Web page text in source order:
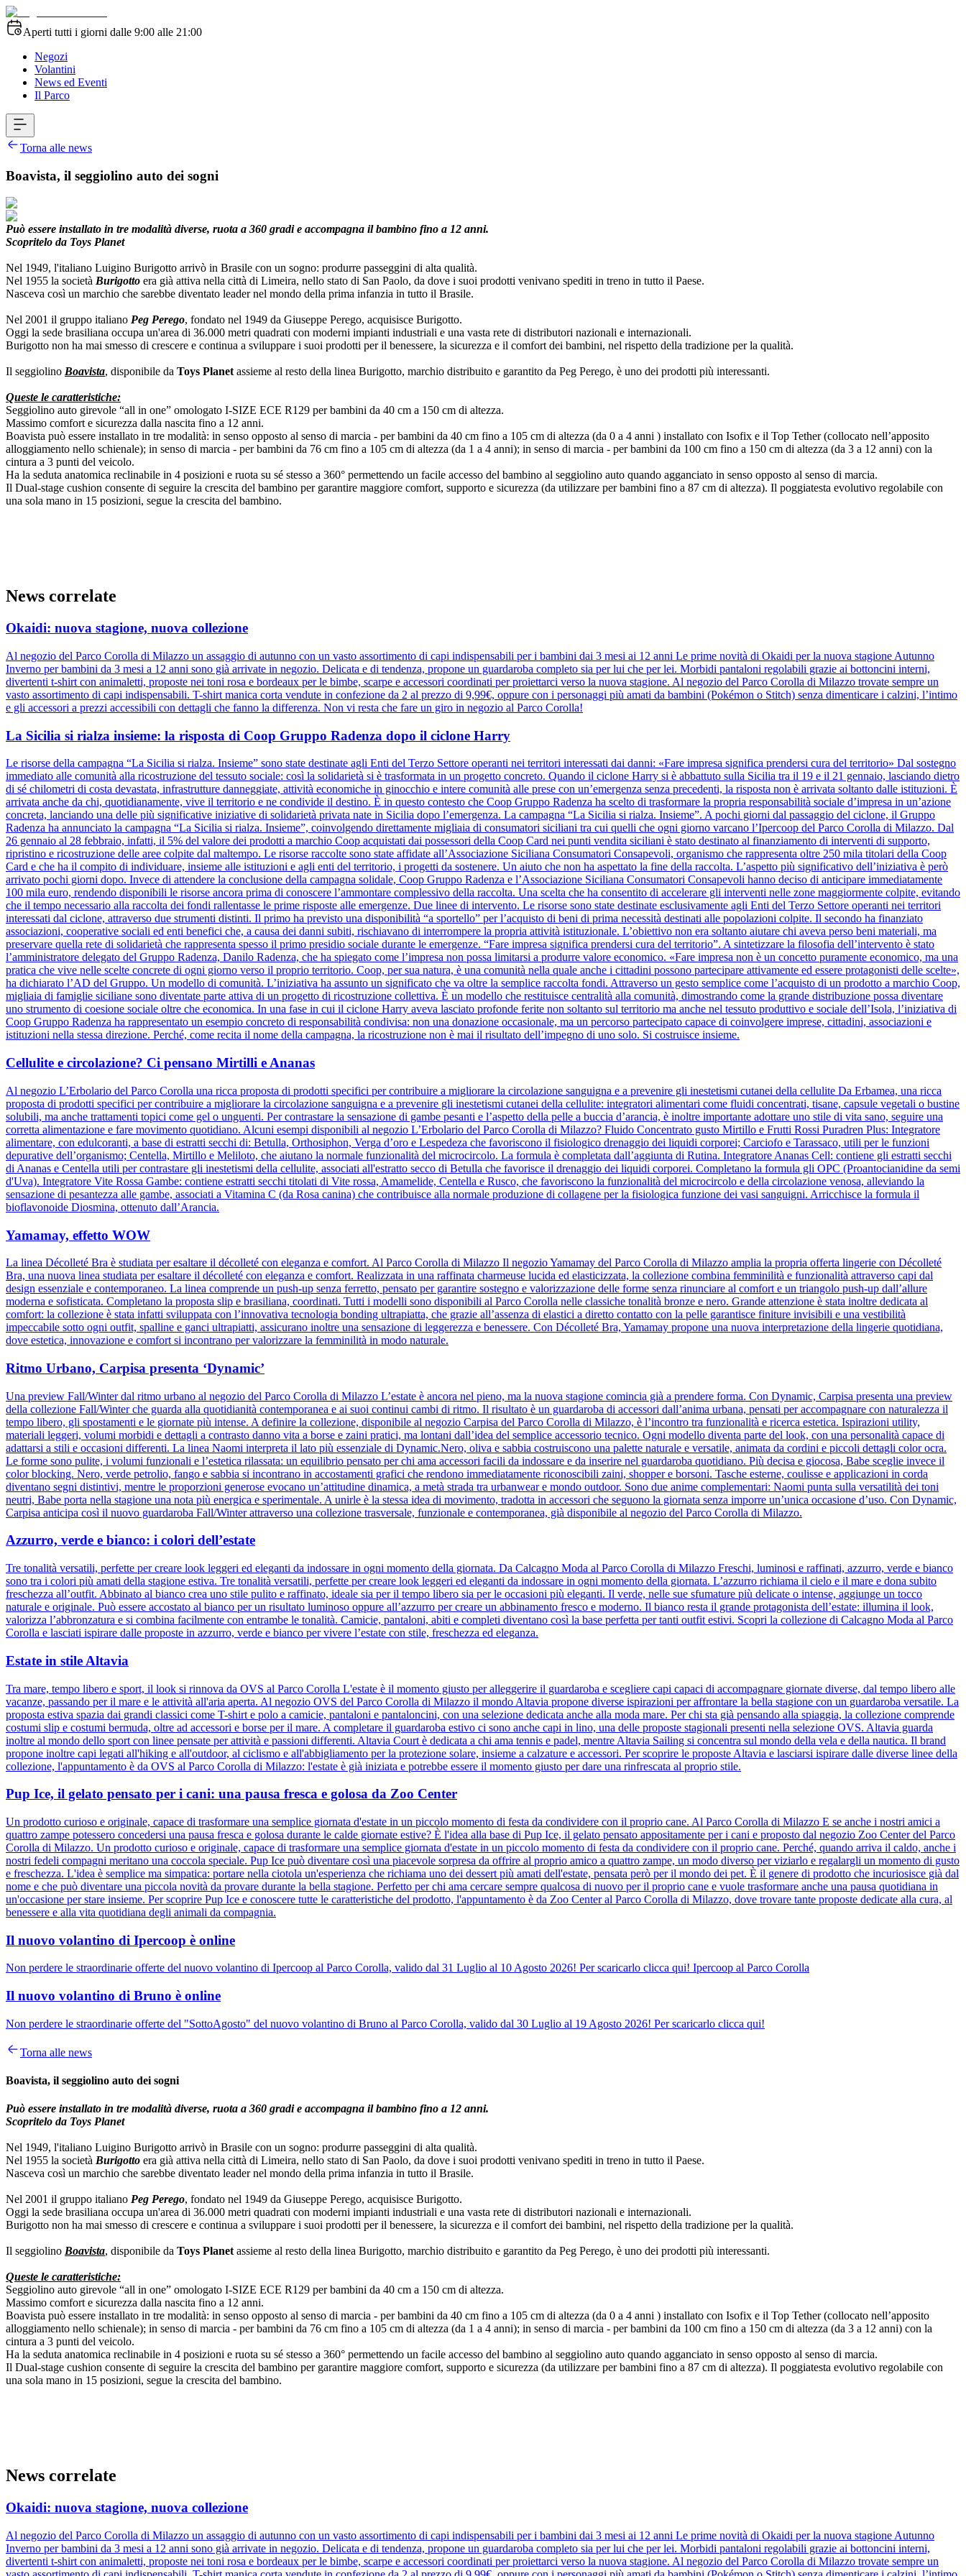
Aperti tutti i giorni dalle 9:00 alle 21:00
Negozi
Volantini
News ed Eventi
Il Parco
Torna alle news
Boavista, il seggiolino auto dei sogni
Può essere installato in tre modalità diverse, ruota a 360 gradi e accompagna il bambino fino a 12 anni.
Scopritelo da Toys Planet
Nel 1949, l'italiano Luigino Burigotto arrivò in Brasile con un sogno: produrre passeggini di alta qualità.
Nel 1955 la società Burigotto era già attiva nella città di Limeira, nello stato di San Paolo, da dove i suoi prodotti venivano spediti in treno in tutto il Paese.
Nasceva così un marchio che sarebbe diventato leader nel mondo della prima infanzia in tutto il Brasile.
Nel 2001 il gruppo italiano Peg Perego, fondato nel 1949 da Giuseppe Perego, acquisisce Burigotto.
Oggi la sede brasiliana occupa un'area di 36.000 metri quadrati con moderni impianti industriali e una vasta rete di distributori nazionali e internazionali.
Burigotto non ha mai smesso di crescere e continua a sviluppare i suoi prodotti per il benessere, la sicurezza e il comfort dei bambini, nel rispetto della tradizione per la qualità.
Il seggiolino Boavista, disponibile da Toys Planetassieme al resto della linea Burigotto, marchio distribuito e garantito da Peg Perego, è uno dei prodotti più interessanti.
Queste le caratteristiche:
Seggiolino auto girevole “all in one” omologato I-SIZE ECE R129 per bambini da 40 cm a 150 cm di altezza.
Massimo comfort e sicurezza dalla nascita fino a 12 anni.
Boavista può essere installato in tre modalità: in senso opposto al senso di marcia - per bambini da 40 cm fino a 105 cm di altezza (da 0 a 4 anni ) installato con Isofix e il Top Tether (collocato nell’apposito
alloggiamento nello schienale); in senso di marcia - per bambini da 76 cm fino a 105 cm di altezza (da 1 a 4 anni); in senso di marcia - per bambini da 100 cm fino a 150 cm di altezza (da 3 a 12 anni) con la
cintura a 3 punti del veicolo.
Ha la seduta anatomica reclinabile in 4 posizioni e ruota su sé stesso a 360° permettendo un facile accesso del bambino al seggiolino auto quando agganciato in senso opposto al senso di marcia.
Il Dual-stage cushion consente di seguire la crescita del bambino per garantire maggiore comfort, supporto e sicurezza (da utilizzare per bambini fino a 87 cm di altezza). Il poggiatesta evolutivo regolabile con
una sola mano in 15 posizioni, segue la crescita del bambino.
News correlate
Okaidi: nuova stagione, nuova collezione
Al negozio del Parco Corolla di Milazzo un assaggio di autunno con un vasto assortimento di capi indispensabili per i bambini dai 3 mesi ai 12 anni Le prime novità di Okaidi per la nuova stagione Autunno
Inverno per bambini da 3 mesi a 12 anni sono già arrivate in negozio. Delicata e di tendenza, propone un guardaroba completo sia per lui che per lei. Morbidi pantaloni regolabili grazie ai bottoncini interni,
divertenti t-shirt con animaletti, proposte nei toni rosa e bordeaux per le bimbe, scarpe e accessori coordinati per proiettarci verso la nuova stagione. Al negozio del Parco Corolla di Milazzo trovate sempre un
vasto assortimento di capi indispensabili. T-shirt manica corta vendute in confezione da 2 al prezzo di 9,99€, oppure con i personaggi più amati da bambini (Pokémon o Stitch) senza dimenticare i calzini, l’intimo
e gli accessori a prezzi accessibili con dettagli che fanno la differenza. Non vi resta che fare un giro in negozio al Parco Corolla!
La Sicilia si rialza insieme: la risposta di Coop Gruppo Radenza dopo il ciclone Harry
Le risorse della campagna “La Sicilia si rialza. Insieme” sono state destinate agli Enti del Terzo Settore operanti nei territori interessati dai danni: «Fare impresa significa prendersi cura del territorio» Dal sostegno
immediato alle comunità alla ricostruzione del tessuto sociale: così la solidarietà si è trasformata in un progetto concreto. Quando il ciclone Harry si è abbattuto sulla Sicilia tra il 19 e il 21 gennaio, lasciando dietro
di sé chilometri di costa devastata, infrastrutture danneggiate, attività economiche in ginocchio e intere comunità alle prese con un’emergenza senza precedenti, la risposta non è arrivata soltanto dalle istituzioni. È
arrivata anche da chi, quotidianamente, vive il territorio e ne condivide il destino. È in questo contesto che Coop Gruppo Radenza ha scelto di trasformare la propria responsabilità sociale d’impresa in un’azione
concreta, lanciando una delle più significative iniziative di solidarietà privata nate in Sicilia dopo l’emergenza. La campagna “La Sicilia si rialza. Insieme”. A pochi giorni dal passaggio del ciclone, il Gruppo
Radenza ha annunciato la campagna “La Sicilia si rialza. Insieme”, coinvolgendo direttamente migliaia di consumatori siciliani tra cui quelli che ogni giorno varcano l’Ipercoop del Parco Corolla di Milazzo. Dal
26 gennaio al 28 febbraio, infatti, il 5% del valore dei prodotti a marchio Coop acquistati dai possessori della Coop Card nei punti vendita siciliani è stato destinato al finanziamento di interventi di supporto,
ripristino e ricostruzione delle aree colpite dal maltempo. Le risorse raccolte sono state affidate all’Associazione Siciliana Consumatori Consapevoli, organismo che rappresenta oltre 250 mila titolari della Coop
Card e che ha il compito di individuare, insieme alle istituzioni e agli enti del territorio, i progetti da sostenere. Un aiuto che non ha aspettato la fine della raccolta. L’aspetto più significativo dell’iniziativa è però
arrivato pochi giorni dopo. Invece di attendere la conclusione della campagna solidale, Coop Gruppo Radenza e l’Associazione Siciliana Consumatori Consapevoli hanno deciso di anticipare immediatamente
100 mila euro, rendendo disponibili le risorse ancora prima di conoscere l’ammontare complessivo della raccolta. Una scelta che ha consentito di accelerare gli interventi nelle zone maggiormente colpite, evitando
che il tempo necessario alla raccolta dei fondi rallentasse le prime risposte alle emergenze. Due linee di intervento. Le risorse sono state destinate esclusivamente agli Enti del Terzo Settore operanti nei territori
interessati dal ciclone, attraverso due strumenti distinti. Il primo ha previsto una disponibilità “a sportello” per l’acquisto di beni di prima necessità destinati alle popolazioni colpite. Il secondo ha finanziato
associazioni, cooperative sociali ed enti benefici che, a causa dei danni subiti, rischiavano di interrompere la propria attività istituzionale. L’obiettivo non era soltanto aiutare chi aveva perso beni materiali, ma
preservare quella rete di solidarietà che rappresenta spesso il primo presidio sociale durante le emergenze. “Fare impresa significa prendersi cura del territorio”. A sintetizzare la filosofia dell’intervento è stato
l’amministratore delegato del Gruppo Radenza, Danilo Radenza, che ha spiegato come l’impresa non possa limitarsi a produrre valore economico. «Fare impresa non è un concetto puramente economico, ma una
pratica che vive nelle scelte concrete di ogni giorno verso il proprio territorio. Coop, per sua natura, è una comunità nella quale anche i cittadini possono partecipare attivamente ed essere protagonisti delle scelte»,
ha dichiarato l’AD del Gruppo. Un modello di comunità. L’iniziativa ha assunto un significato che va oltre la semplice raccolta fondi. Attraverso un gesto semplice come l’acquisto di un prodotto a marchio Coop,
migliaia di famiglie siciliane sono diventate parte attiva di un progetto di ricostruzione collettiva. È un modello che restituisce centralità alla comunità, dimostrando come la grande distribuzione possa diventare
uno strumento di coesione sociale oltre che economica. In una fase in cui il ciclone Harry aveva lasciato profonde ferite non soltanto sul territorio ma anche nel tessuto produttivo e sociale dell’Isola, l’iniziativa di
Coop Gruppo Radenza ha rappresentato un esempio concreto di responsabilità condivisa: non una donazione occasionale, ma un percorso partecipato capace di coinvolgere imprese, cittadini, associazioni e
istituzioni nella stessa direzione. Perché, come recita il nome della campagna, la ricostruzione non è mai il risultato dell’impegno di uno solo. Si costruisce insieme.
Cellulite e circolazione? Ci pensano Mirtilli e Ananas
Al negozio L’Erbolario del Parco Corolla una ricca proposta di prodotti specifici per contribuire a migliorare la circolazione sanguigna e a prevenire gli inestetismi cutanei della cellulite Da Erbamea, una ricca
proposta di prodotti specifici per contribuire a migliorare la circolazione sanguigna e a prevenire gli inestetismi cutanei della cellulite: integratori alimentari come fluidi concentrati, tisane, capsule vegetali o bustine
solubili, ma anche trattamenti topici come gel o unguenti. Per contrastare la sensazione di gambe pesanti e l’aspetto della pelle a buccia d’arancia, è inoltre importante adottare uno stile di vita sano, seguire una
corretta alimentazione e fare movimento quotidiano. Alcuni esempi disponibili al negozio L’Erbolario del Parco Corolla di Milazzo? Fluido Concentrato gusto Mirtillo e Frutti Rossi Puradren Plus: Integratore
alimentare, con edulcoranti, a base di estratti secchi di: Betulla, Orthosiphon, Verga d’oro e Lespedeza che favoriscono il fisiologico drenaggio dei liquidi corporei; Carciofo e Tarassaco, utili per le funzioni
depurative dell’organismo; Centella, Mirtillo e Meliloto, che aiutano la normale funzionalità del microcircolo. La formula è completata dall’aggiunta di Rutina. Integratore Ananas Cell: contiene gli estratti secchi
di Ananas e Centella utili per contrastare gli inestetismi della cellulite, associati all'estratto secco di Betulla che favorisce il drenaggio dei liquidi corporei. Completano la formula gli OPC (Proantocianidine da semi
d'Uva). Integratore Vite Rossa Gambe: contiene estratti secchi titolati di Vite rossa, Amamelide, Centella e Rusco, che favoriscono la funzionalità del microcircolo e della circolazione venosa, alleviando la
sensazione di pesantezza alle gambe, associati a Vitamina C (da Rosa canina) che contribuisce alla normale produzione di collagene per la fisiologica funzione dei vasi sanguigni. Arricchisce la formula il
bioflavonoide Diosmina, ottenuto dall’Arancia.
Yamamay, effetto WOW
La linea Décolleté Bra è studiata per esaltare il décolleté con eleganza e comfort. Al Parco Corolla di Milazzo Il negozio Yamamay del Parco Corolla di Milazzo amplia la propria offerta lingerie con Décolleté
Bra, una nuova linea studiata per esaltare il décolleté con eleganza e comfort. Realizzata in una raffinata charmeuse lucida ed elasticizzata, la collezione combina femminilità e funzionalità attraverso capi dal
design essenziale e contemporaneo. La linea comprende un push-up senza ferretto, pensato per garantire sostegno e valorizzazione delle forme senza rinunciare al comfort e un triangolo push-up dall’allure
moderna e sofisticata. Completano la proposta slip e brasiliana, coordinati. Tutti i modelli sono disponibili al Parco Corolla nelle classiche tonalità bronze e nero. Grande attenzione è stata inoltre dedicata al
comfort: la collezione è stata infatti sviluppata con l’innovativa tecnologia bonding ultrapiatta, che grazie all’assenza di elastici a diretto contatto con la pelle garantisce finiture invisibili e una vestibilità
impeccabile sotto ogni outfit, spalline e ganci ultrapiatti, assicurano inoltre una sensazione di leggerezza e benessere. Con Décolleté Bra, Yamamay propone una nuova interpretazione della lingerie quotidiana,
dove estetica, innovazione e comfort si incontrano per valorizzare la femminilità in modo naturale.
Ritmo Urbano, Carpisa presenta ‘Dynamic’
Una preview Fall/Winter dal ritmo urbano al negozio del Parco Corolla di Milazzo L’estate è ancora nel pieno, ma la nuova stagione comincia già a prendere forma. Con Dynamic, Carpisa presenta una preview
della collezione Fall/Winter che guarda alla quotidianità contemporanea e ai suoi continui cambi di ritmo. Il risultato è un guardaroba di accessori dall’anima urbana, pensati per accompagnare con naturalezza il
tempo libero, gli spostamenti e le giornate più intense. A definire la collezione, disponibile al negozio Carpisa del Parco Corolla di Milazzo, è l’incontro tra funzionalità e ricerca estetica. Ispirazioni utility,
materiali leggeri, volumi morbidi e dettagli a contrasto danno vita a borse e zaini pratici, ma lontani dall’idea del semplice accessorio tecnico. Ogni modello diventa parte del look, con una personalità capace di
adattarsi a stili e occasioni differenti. La linea Naomi interpreta il lato più essenziale di Dynamic.Nero, oliva e sabbia costruiscono una palette naturale e versatile, animata da cordini e piccoli dettagli color ocra.
Le forme sono pulite, i volumi funzionali e l’estetica rilassata: un equilibrio pensato per chi ama accessori facili da indossare e da inserire nel guardaroba quotidiano. Più decisa e giocosa, Babe sceglie invece il
color blocking. Nero, verde petrolio, fango e sabbia si incontrano in accostamenti grafici che rendono immediatamente riconoscibili zaini, shopper e borsoni. Tasche esterne, coulisse e applicazioni in corda
diventano segni distintivi, mentre le proporzioni generose evocano un’attitudine dinamica, a metà strada tra urbanwear e mondo outdoor. Sono due anime complementari: Naomi punta sulla versatilità dei toni
neutri, Babe porta nella stagione una nota più energica e sperimentale. A unirle è la stessa idea di movimento, tradotta in accessori che seguono la giornata senza imporre un’unica occasione d’uso. Con Dynamic,
Carpisa anticipa così il nuovo guardaroba Fall/Winter attraverso una collezione trasversale, funzionale e contemporanea, già disponibile al negozio del Parco Corolla di Milazzo.
Azzurro, verde e bianco: i colori dell’estate
Tre tonalità versatili, perfette per creare look leggeri ed eleganti da indossare in ogni momento della giornata. Da Calcagno Moda al Parco Corolla di Milazzo Freschi, luminosi e raffinati, azzurro, verde e bianco
sono tra i colori più amati della stagione estiva. Tre tonalità versatili, perfette per creare look leggeri ed eleganti da indossare in ogni momento della giornata. L’azzurro richiama il cielo e il mare e dona subito
freschezza all’outfit. Abbinato al bianco crea uno stile pulito e raffinato, ideale sia per il tempo libero sia per le occasioni più eleganti. Il verde, nelle sue sfumature più delicate o intense, aggiunge un tocco
naturale e originale. Può essere accostato al bianco per un risultato luminoso oppure all’azzurro per creare un abbinamento fresco e moderno. Il bianco resta il grande protagonista dell’estate: illumina il look,
valorizza l’abbronzatura e si combina facilmente con entrambe le tonalità. Camicie, pantaloni, abiti e completi diventano così la base perfetta per tanti outfit estivi. Scopri la collezione di Calcagno Moda al Parco
Corolla e lasciati ispirare dalle proposte in azzurro, verde e bianco per vivere l’estate con stile, freschezza ed eleganza.
Estate in stile Altavia
Tra mare, tempo libero e sport, il look si rinnova da OVS al Parco Corolla L'estate è il momento giusto per alleggerire il guardaroba e scegliere capi capaci di accompagnare giornate diverse, dal tempo libero alle
vacanze, passando per il mare e le attività all'aria aperta. Al negozio OVS del Parco Corolla di Milazzo il mondo Altavia propone diverse ispirazioni per affrontare la bella stagione con un guardaroba versatile. La
proposta estiva spazia dai grandi classici come T-shirt e polo a camicie, pantaloni e pantaloncini, con una selezione dedicata anche alla moda mare. Per chi sta già pensando alla spiaggia, la collezione comprende
costumi slip e costumi bermuda, oltre ad accessori e borse per il mare. A completare il guardaroba estivo ci sono anche capi in lino, una delle proposte stagionali presenti nella selezione OVS. Altavia guarda
inoltre al mondo dello sport con linee pensate per attività e passioni differenti. Altavia Court è dedicata a chi ama tennis e padel, mentre Altavia Sailing si concentra sul mondo della vela e della nautica. Il brand
propone inoltre capi legati all'hiking e all'outdoor, al ciclismo e all'abbigliamento per la protezione solare, insieme a calzature e accessori. Per scoprire le proposte Altavia e lasciarsi ispirare dalle diverse linee della
collezione, l'appuntamento è da OVS al Parco Corolla di Milazzo: l'estate è già iniziata e potrebbe essere il momento giusto per dare una rinfrescata al proprio stile.
Pup Ice, il gelato pensato per i cani: una pausa fresca e golosa da Zoo Center
Un prodotto curioso e originale, capace di trasformare una semplice giornata d'estate in un piccolo momento di festa da condividere con il proprio cane. Al Parco Corolla di Milazzo E se anche i nostri amici a
quattro zampe potessero concedersi una pausa fresca e golosa durante le calde giornate estive? È l'idea alla base di Pup Ice, il gelato pensato appositamente per i cani e proposto dal negozio Zoo Center del Parco
Corolla di Milazzo. Un prodotto curioso e originale, capace di trasformare una semplice giornata d'estate in un piccolo momento di festa da condividere con il proprio cane. Perché, quando arriva il caldo, anche i
nostri fedeli compagni meritano una coccola speciale. Pup Ice può diventare così una piacevole sorpresa da offrire al proprio amico a quattro zampe, un modo diverso per viziarlo e regalargli un momento di gusto
e freschezza. L'idea è semplice ma simpatica: portare nella ciotola un'esperienza che richiama uno dei dessert più amati dell'estate, pensata però per il mondo dei pet. È il genere di prodotto che incuriosisce già dal
nome e che può diventare una piccola novità da provare durante la bella stagione. Perfetto per chi ama cercare sempre qualcosa di nuovo per il proprio cane e vuole trasformare anche una pausa quotidiana in
un'occasione per stare insieme. Per scoprire Pup Ice e conoscere tutte le caratteristiche del prodotto, l'appuntamento è da Zoo Center al Parco Corolla di Milazzo, dove trovare tante proposte dedicate alla cura, al
benessere e alla vita quotidiana degli animali da compagnia.
Il nuovo volantino di Ipercoop è online
Non perdere le straordinarie offerte del nuovo volantino di Ipercoop al Parco Corolla, valido dal 31 Luglio al 10 Agosto 2026! Per scaricarlo clicca qui! Ipercoop al Parco Corolla
Il nuovo volantino di Bruno è online
Non perdere le straordinarie offerte del "SottoAgosto" del nuovo volantino di Bruno al Parco Corolla, valido dal 30 Luglio al 19 Agosto 2026! Per scaricarlo clicca qui!
Torna alle news
Boavista, il seggiolino auto dei sogni
Può essere installato in tre modalità diverse, ruota a 360 gradi e accompagna il bambino fino a 12 anni.
Scopritelo da Toys Planet
Nel 1949, l'italiano Luigino Burigotto arrivò in Brasile con un sogno: produrre passeggini di alta qualità.
Nel 1955 la società Burigotto era già attiva nella città di Limeira, nello stato di San Paolo, da dove i suoi prodotti venivano spediti in treno in tutto il Paese.
Nasceva così un marchio che sarebbe diventato leader nel mondo della prima infanzia in tutto il Brasile.
Nel 2001 il gruppo italiano Peg Perego, fondato nel 1949 da Giuseppe Perego, acquisisce Burigotto.
Oggi la sede brasiliana occupa un'area di 36.000 metri quadrati con moderni impianti industriali e una vasta rete di distributori nazionali e internazionali.
Burigotto non ha mai smesso di crescere e continua a sviluppare i suoi prodotti per il benessere, la sicurezza e il comfort dei bambini, nel rispetto della tradizione per la qualità.
Il seggiolino Boavista, disponibile da Toys Planetassieme al resto della linea Burigotto, marchio distribuito e garantito da Peg Perego, è uno dei prodotti più interessanti.
Queste le caratteristiche:
Seggiolino auto girevole “all in one” omologato I-SIZE ECE R129 per bambini da 40 cm a 150 cm di altezza.
Massimo comfort e sicurezza dalla nascita fino a 12 anni.
Boavista può essere installato in tre modalità: in senso opposto al senso di marcia - per bambini da 40 cm fino a 105 cm di altezza (da 0 a 4 anni ) installato con Isofix e il Top Tether (collocato nell’apposito
alloggiamento nello schienale); in senso di marcia - per bambini da 76 cm fino a 105 cm di altezza (da 1 a 4 anni); in senso di marcia - per bambini da 100 cm fino a 150 cm di altezza (da 3 a 12 anni) con la
cintura a 3 punti del veicolo.
Ha la seduta anatomica reclinabile in 4 posizioni e ruota su sé stesso a 360° permettendo un facile accesso del bambino al seggiolino auto quando agganciato in senso opposto al senso di marcia.
Il Dual-stage cushion consente di seguire la crescita del bambino per garantire maggiore comfort, supporto e sicurezza (da utilizzare per bambini fino a 87 cm di altezza). Il poggiatesta evolutivo regolabile con
una sola mano in 15 posizioni, segue la crescita del bambino.
News correlate
Okaidi: nuova stagione, nuova collezione
Al negozio del Parco Corolla di Milazzo un assaggio di autunno con un vasto assortimento di capi indispensabili per i bambini dai 3 mesi ai 12 anni Le prime novità di Okaidi per la nuova stagione Autunno
Inverno per bambini da 3 mesi a 12 anni sono già arrivate in negozio. Delicata e di tendenza, propone un guardaroba completo sia per lui che per lei. Morbidi pantaloni regolabili grazie ai bottoncini interni,
divertenti t-shirt con animaletti, proposte nei toni rosa e bordeaux per le bimbe, scarpe e accessori coordinati per proiettarci verso la nuova stagione. Al negozio del Parco Corolla di Milazzo trovate sempre un